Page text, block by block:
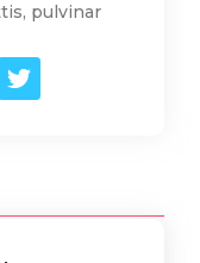
pulvinar